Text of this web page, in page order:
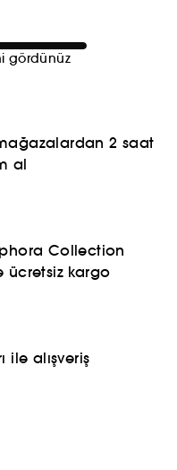
gördünüz
2 saat
al
Collection
ücretsiz kargo
ile alışveriş